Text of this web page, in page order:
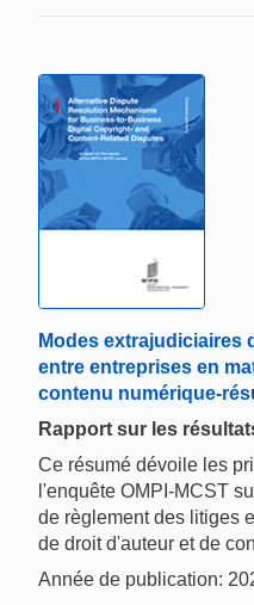
Modes extrajudiciaires
entre entreprises en
contenu numérique-
Rapport sur les
Ce résumé dévoile les
l'enquête OMPI-MCST
de règlement des litiges
de droit d'auteur et de
Année de publication: